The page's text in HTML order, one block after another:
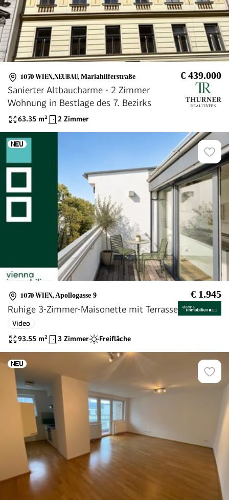
1070 WIEN,NEUBAU, Mariahilferstraße € 439.000
Sanierter Altbaucharme - 2 Zimmer
Wohnung in Bestlage des 7. Bezirks
63.35 m² 2 Zimmer
1070 WIEN, Apollogasse 9 € 1.945
Ruhige 3-Zimmer-Maisonette mit Terrasse
Video
93.55 m² 3 Zimmer Freifläche